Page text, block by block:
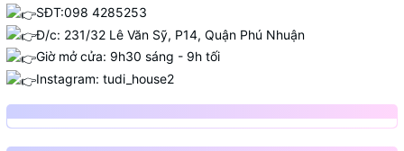
SĐT:098 4285253
Đ/c: 231/32 Lê Văn Sỹ, P14, Quận Phú Nhuận
Giờ mở cửa: 9h30 sáng - 9h tối
Instagram: tudi_house2